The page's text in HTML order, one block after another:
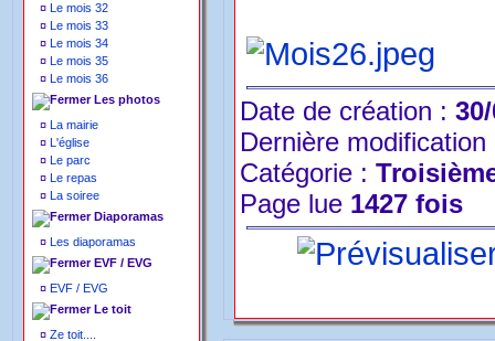
¤ Le mois 32
¤ Le mois 33
¤ Le mois 34
¤ Le mois 35
¤ Le mois 36
Les photos
¤ La mairie
¤ L'église
¤ Le parc
¤ Le repas
¤ La soiree
Diaporamas
¤ Les diaporamas
EVF / EVG
¤ EVF / EVG
Le toit
¤ Ze toit....
Date de création :
Dernière
Catégorie :
Page lue 1427 fois